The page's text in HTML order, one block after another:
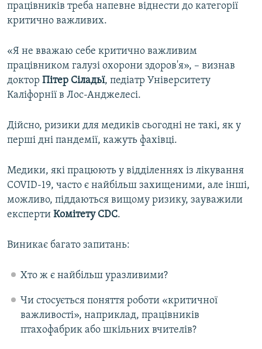
працівників треба напевне віднести до категорії
критично важливих.
«Я не вважаю себе критично важливим
працівником галузі охорони здоров'я», – визнав
доктор Пітер Сіладьї, педіатр Університету
Каліфорнії в Лос-Анджелесі.
Дійсно, ризики для медиків сьогодні не такі, як у
перші дні пандемії, кажуть фахівці.
Медики, які працюють у відділеннях із лікування
COVID-19, часто є найбільш захищеними, але інші,
можливо, піддаються вищому ризику, зауважили
експерти Комітету CDC.
Виникає багато запитань:
Хто ж є найбільш уразливими?
Чи стосується поняття роботи «критичної
важливості», наприклад, працівників
птахофабрик або шкільних вчителів?